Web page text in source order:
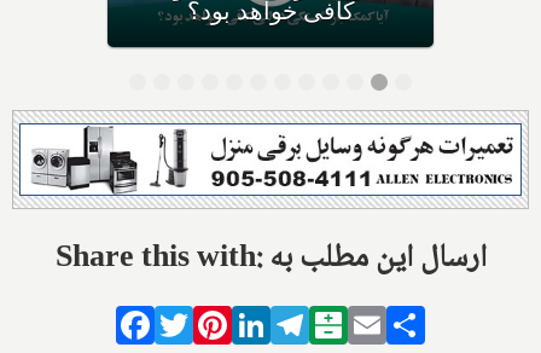
کافی خواهد بود؟
Share this with: ارسال این مطلب به
Facebook
TwitterPinterestLinkedIn
Telegram
Balatarin
Email